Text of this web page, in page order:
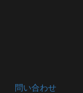
問い合わせ